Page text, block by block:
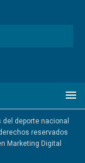
deporte nacional
reservados
Marketing Digital